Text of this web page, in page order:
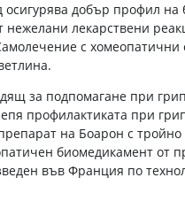
осигурява добър профил
нежелани лекарствени
с хомеопатични
за подпомагане при
профилактиката при
на Боарон с
биомедикамент от
във Франция по